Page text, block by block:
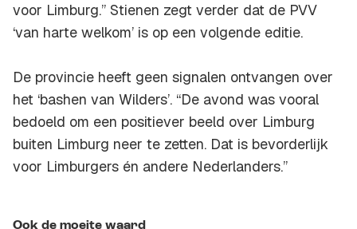
voor Limburg.” Stienen zegt verder dat de PVV
‘van harte welkom’ is op een volgende editie.
De provincie heeft geen signalen ontvangen over
het ‘bashen van Wilders’. “De avond was vooral
bedoeld om een positiever beeld over Limburg
buiten Limburg neer te zetten. Dat is bevorderlijk
voor Limburgers én andere Nederlanders.”
Ook de moeite waard